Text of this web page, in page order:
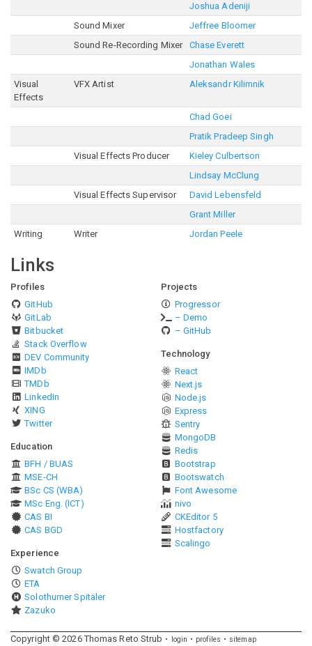
Joshua Adeniji
Sound Mixer
Jeffree Bloomer
Sound Re-Recording Mixer
Chase Everett
Jonathan Wales
Visual
Effects
VFX Artist Aleksandr Kilimnik
Chad Goei
Pratik Pradeep Singh
Visual Effects Producer
Kieley Culbertson
Lindsay McClung
Visual Effects Supervisor
David Lebensfeld
Grant Miller
Writing
Writer Jordan Peele
Links
Profiles
GitHub
GitLab
Bitbucket
Stack Overflow
DEV Community
IMDb
TMDb
LinkedIn
XING
Twitter
Education
BFH / BUAS
MSE-CH
BSc CS (WBA)
MSc Eng. (ICT)
CAS BI
CAS BGD
Experience
Swatch Group
ETA
Solothurner Spitäler
Zazuko
Projects
Progressor
– Demo
– GitHub
Technology
React
Next.js
Node.js
Express
Sentry
MongoDB
Redis
Bootstrap
Bootswatch
Font Awesome
nivo
CKEditor 5
Hostfactory
Scalingo
Copyright ©2026Thomas Reto Strub login profiles sitemap